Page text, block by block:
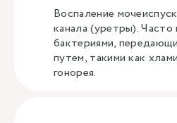
Воспаление
канала (уретры). Часто
бактериями,
путем, такими как
гонорея.